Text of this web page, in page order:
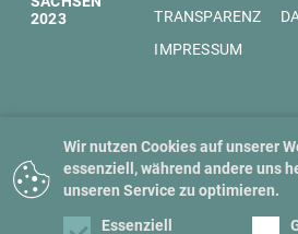
2023
TRANSPARENZ
IMPRESSUM
Wir nutzen Cookies auf unserer
essenziell, während andere uns
unseren Service zu optimieren.
Essenziell